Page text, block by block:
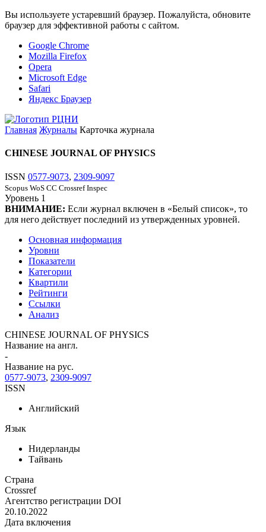
Вы используете устаревший браузер. Пожалуйста, обновите
браузер для эффективной работы с сайтом.
Google Chrome
Mozilla Firefox
Opera
Microsoft Edge
Safari
Яндекс Браузер
Главная Журналы Карточка журнала
CHINESE JOURNAL OF PHYSICS
ISSN 0577-9073, 2309-9097
Scopus WoS CC Crossref Inspec
Уровень 1
ВНИМАНИЕ: Если журнал включен в «Белый список», то
для него действует последний из утвержденных уровней.
Основная информация
Уровни
Показатели
Категории
Квартили
Рейтинги
Ссылки
Анализ
CHINESE JOURNAL OF PHYSICS
Название на англ.
-
Название на рус.
0577-9073, 2309-9097
ISSN
Английский
Язык
Нидерланды
Тайвань
Страна
Crossref
Агентство регистрации DOI
20.10.2022
Дата включения